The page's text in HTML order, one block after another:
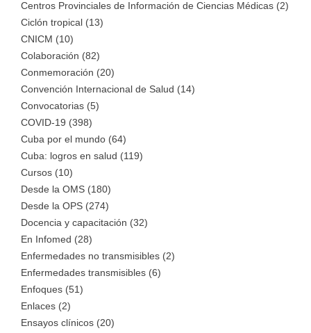
Centros Provinciales de Información de Ciencias Médicas (2)
Ciclón tropical (13)
CNICM (10)
Colaboración (82)
Conmemoración (20)
Convención Internacional de Salud (14)
Convocatorias (5)
COVID-19 (398)
Cuba por el mundo (64)
Cuba: logros en salud (119)
Cursos (10)
Desde la OMS (180)
Desde la OPS (274)
Docencia y capacitación (32)
En Infomed (28)
Enfermedades no transmisibles (2)
Enfermedades transmisibles (6)
Enfoques (51)
Enlaces (2)
Ensayos clínicos (20)